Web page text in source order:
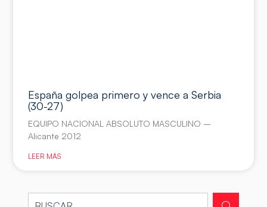
España golpea primero y vence a Serbia
(30-27)
EQUIPO NACIONAL ABSOLUTO MASCULINO –
Alicante 2012
LEER MÁS